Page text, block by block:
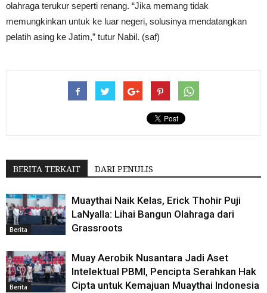
olahraga terukur seperti renang. “Jika memang tidak
memungkinkan untuk ke luar negeri, solusinya mendatangkan
pelatih asing ke Jatim,” tutur Nabil. (saf)
BERITA TERKAIT DARI PENULIS
Berita
Muaythai Naik Kelas, Erick Thohir Puji
LaNyalla: Lihai Bangun Olahraga dari
Grassroots
Berita
Muay Aerobik Nusantara Jadi Aset
Intelektual PBMI, Pencipta Serahkan Hak
Cipta untuk Kemajuan Muaythai Indonesia